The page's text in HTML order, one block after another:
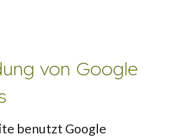
von Google
benutzt Google